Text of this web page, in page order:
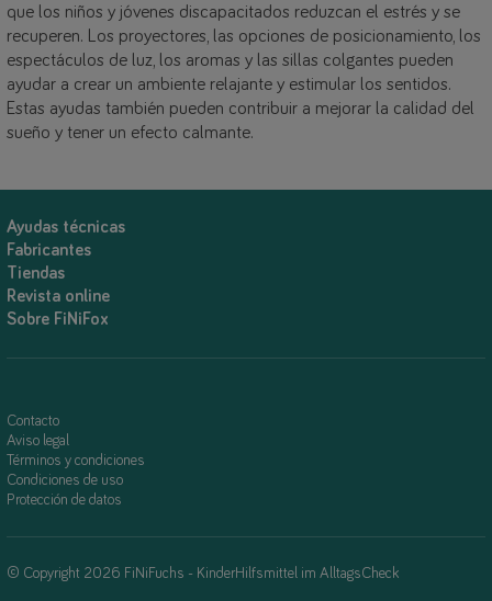
que los niños y jóvenes discapacitados reduzcan el estrés y se
recuperen. Los proyectores, las opciones de posicionamiento, los
espectáculos de luz, los aromas y las sillas colgantes pueden
ayudar a crear un ambiente relajante y estimular los sentidos.
Estas ayudas también pueden contribuir a mejorar la calidad del
sueño y tener un efecto calmante.
Ayudas técnicas
Fabricantes
Tiendas
Revista online
Sobre FiNiFox
Contacto
Aviso legal
Términos y condiciones
Condiciones de uso
Protección de datos
© Copyright 2026 FiNiFuchs - KinderHilfsmittel im AlltagsCheck